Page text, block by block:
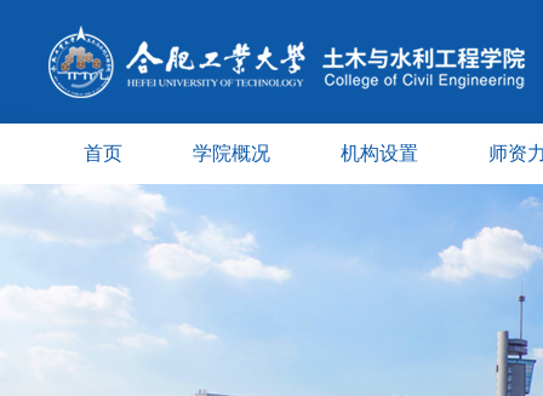
首页 学院概况 机构设置 师资